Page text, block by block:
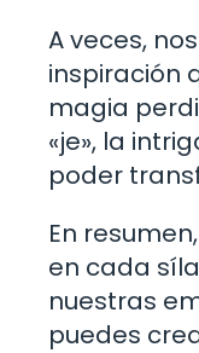
A veces,
inspiración
magia
«je», la
poder
En
en cada
nuestras
puedes